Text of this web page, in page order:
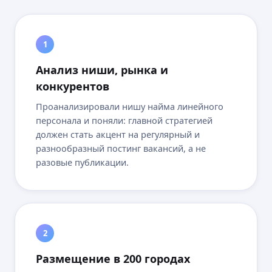
1
Анализ ниши, рынка и
конкурентов
Проанализировали нишу найма линейного
персонала и поняли: главной стратегией
должен стать акцент на регулярный и
разнообразный постинг вакансий, а не
разовые публикации.
2
Размещение в 200 городах